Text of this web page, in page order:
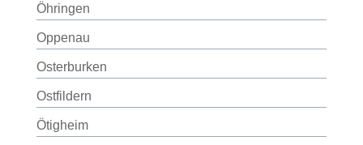
Öhringen
Oppenau
Osterburken
Ostfildern
Ötigheim